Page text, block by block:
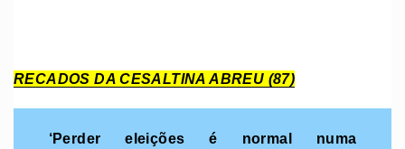
RECADOS DA CESALTINA ABREU (87)
‘Perder eleições é normal numa